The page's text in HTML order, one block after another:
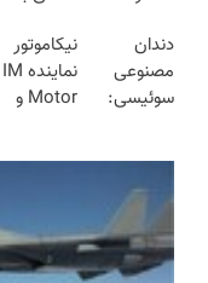
روش لاغری
معرفی شد
دندان
مصنوعی
سوئیسی:
و مقاوم |
پرداخت
قسطی
نیکاموتور
نماینده IM
Motor و